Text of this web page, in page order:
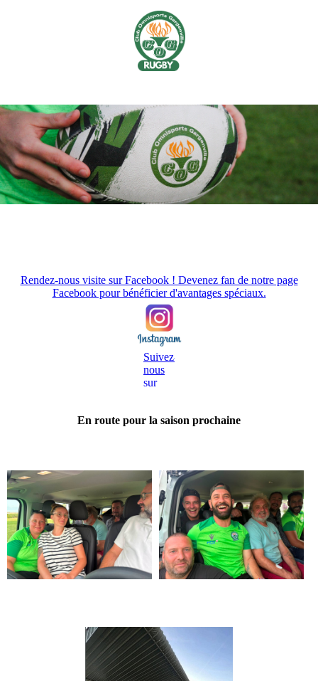
Rendez-nous visite sur Facebook ! Devenez fan de notre page
Facebook pour bénéficier d'avantages spéciaux.
En route pour la saison prochaine